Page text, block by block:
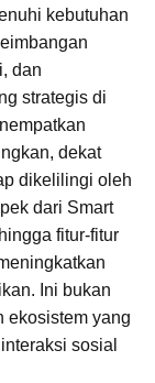
kebutuhan
dan
strategis di
dekat
dikelilingi oleh
dari Smart
fitur-fitur
Ini bukan
ekosistem yang
sosial